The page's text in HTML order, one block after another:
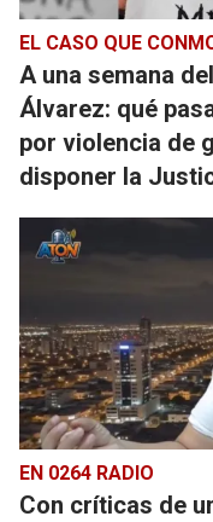
EL CASO QUE
A una semana
Álvarez: qué
por violencia de
disponer la
EN 0264 RADIO
Con críticas de